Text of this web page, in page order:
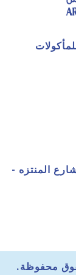
المجموعة 2 ، محل 6 - شارع المنتزه -